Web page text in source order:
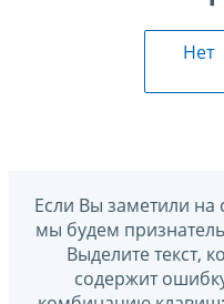
Нет
Если Вы заметили на
мы будем
Выделите текст,
содержит